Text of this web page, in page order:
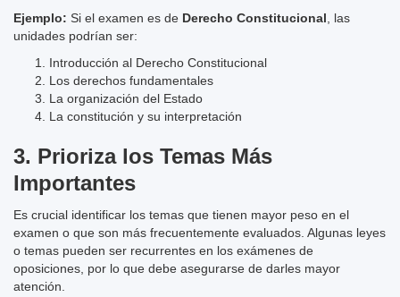
Ejemplo: Si el examen es de Derecho Constitucional, las
unidades podrían ser:
Introducción al Derecho Constitucional
Los derechos fundamentales
La organización del Estado
La constitución y su interpretación
3. Prioriza los Temas Más
Importantes
Es crucial identificar los temas que tienen mayor peso en el
examen o que son más frecuentemente evaluados. Algunas leyes
o temas pueden ser recurrentes en los exámenes de
oposiciones, por lo que debe asegurarse de darles mayor
atención.